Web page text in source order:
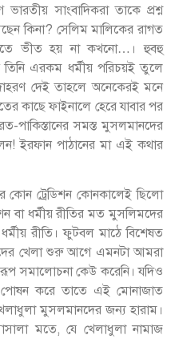
সাংবাদিকরা তাকে প্রশ্ন
কিনা? সেলিম মালিকের রাগত
ভীত হয় না কখনো…। হুবহু
এরকম ধর্মীয় পরিচয়ই তুলে
দেই তাহলে অনেকেরই মনে
কাছে ফাইনালে হেরে যাবার পর
পাকিস্তানের সমস্ত মুসলমানদের
ইরফান পাঠানের মা এই কথার
কোন ট্রেডিশন কোনকালেই ছিলো
বা ধর্মীয় রীতির মত মুসলিমদের
রীতি। ফুটবল মাঠে বিশেষত
খেলা শুরু আগে এমনটা আমরা
সমালোচনা কেউ করেনি। যদিও
পোষন করে তাতে এই মোনাজাত
মুসলমানদের জন্য হারাম।
মতে, যে খেলাধুলা নামাজ